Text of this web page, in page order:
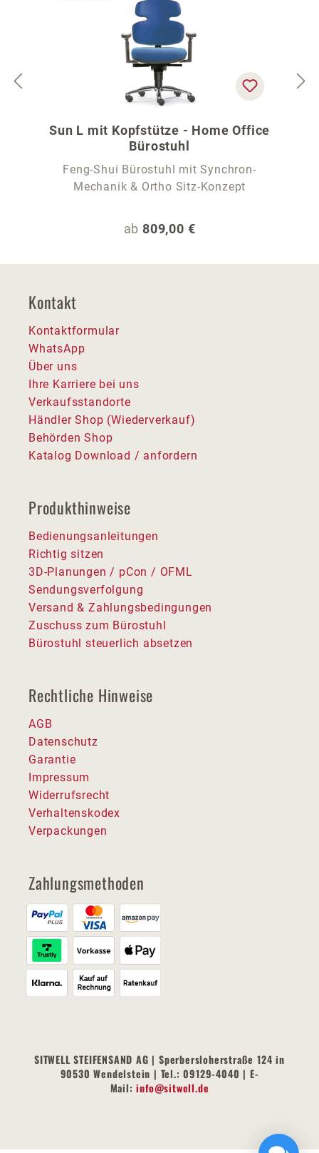
Sun L mit Kopfstütze - Home Office
Bürostuhl
Feng-Shui Bürostuhl mit Synchron-
Mechanik & Ortho Sitz-Konzept
Regulärer Preis:
ab 809,00 €
Kontakt
Kontaktformular
WhatsApp
Über uns
Ihre Karriere bei uns
Verkaufsstandorte
Händler Shop (Wiederverkauf)
Behörden Shop
Katalog Download / anfordern
Produkthinweise
Bedienungsanleitungen
Richtig sitzen
3D-Planungen / pCon / OFML
Sendungsverfolgung
Versand & Zahlungsbedingungen
Zuschuss zum Bürostuhl
Bürostuhl steuerlich absetzen
Rechtliche Hinweise
AGB
Datenschutz
Garantie
Impressum
Widerrufsrecht
Verhaltenskodex
Verpackungen
Zahlungsmethoden
SITWELL STEIFENSAND AG | Sperbersloherstraße 124 in
90530 Wendelstein | Tel.: 09129-4040 | E-
Mail:info@sitwell.de